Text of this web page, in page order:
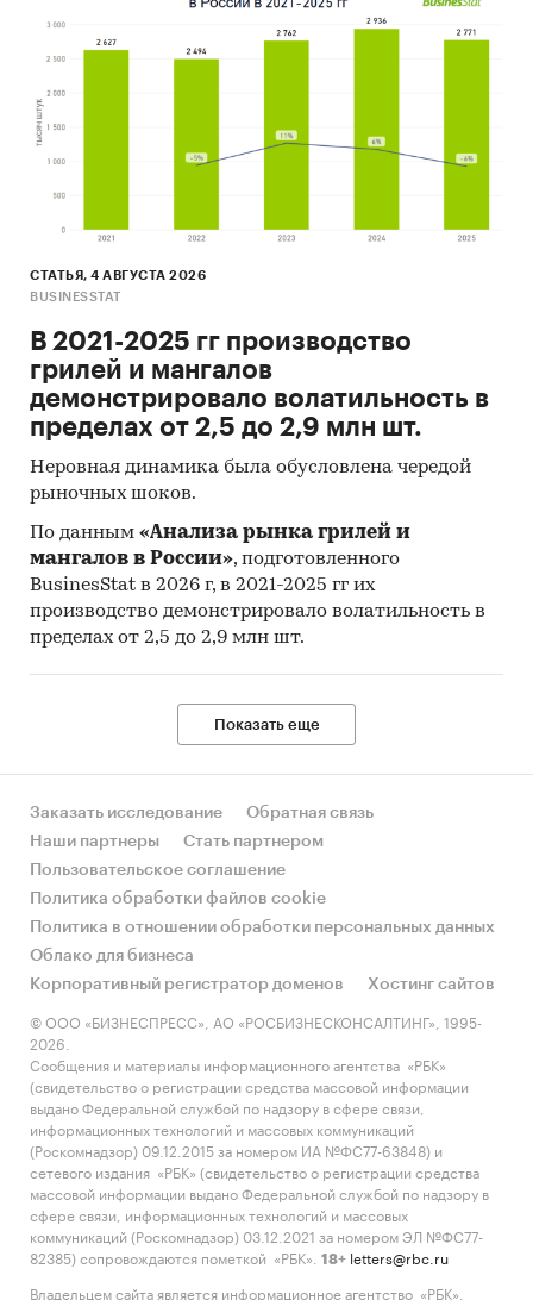
Содержащиеся в базе данных сведения
любые требующиеся запросы, которые не
включены в отчет.
Резюме:
Group завершило исследование российского
рынка замороженных фруктов и ягод.
России в 2018 г. составил 75 800,0 тн., что
эквивалентно $ 115 072,4 тыс.
Объем производства замороженных фруктов и
ягод в России в 2018 г. составил 21 843,5 тн.
Основным производителем замороженных
фруктов и ягод в России является ЗАО
ХЛАДОКОМБИНАТ ЗАПАДНЫЙ.
Объем импорта замороженных фруктов и ягод
в Россию в 2018 г. увеличился относительно
2017 г. и составил $ 77 501,8 тыс. Наибольшую
Ключевыми производителями замороженных
EXPORT CO. LTD, INTERNATIONAL DELTA CENTER
FOR EXPORT и ELRAWDA FOR EXPORT.
Объем экспорта замороженных фруктов и ягод
в 2018 г. увеличился относительно 2017 г. и
составил $ 19 163,9 тыс. Наибольшую долю в
объеме экспорта заняла замороженная
Основными производителями замороженных
фруктов и ягод, экспортированных из России в
2018 г., стали КОМПАНИЯ ЯГОДЫ КАРЕЛИИ и
АО ВОЛОГОДСКАЯ ЯГОДА.
Категории: Потребительские товары / ... /
Заморозка / Овощи, фрукты, грибы
Промышленность
... / Заморозка
Овощи,
фрукты, грибы
СТАТЬЯ, 4 АВГУСТА 2026
BUSINESSTAT
В 2021-2025 гг производство
грилей и мангалов
демонстрировало волатильность в
пределах от 2,5 до 2,9 млн шт.
Неровная динамика была обусловлена чередой
рыночных шоков.
По данным «Анализа рынка грилей и
мангалов в России», подготовленного
BusinesStat в 2026 г, в 2021-2025 гг их
производство демонстрировало волатильность в
пределах от 2,5 до 2,9 млн шт.
Показать еще
Заказать исследование
Обратная связь
Наши партнеры
Стать партнером
Пользовательское соглашение
Политика обработки файлов cookie
Политика в отношении обработки персональных данных
Облако для бизнеса
Корпоративный регистратор доменов
Хостинг сайтов
© ООО «БИЗНЕСПРЕСС», АО «РОСБИЗНЕСКОНСАЛТИНГ», 1995-
2026.
Сообщения и материалы информационного агентства «РБК»
(свидетельство о регистрации средства массовой информации
выдано Федеральной службой по надзору в сфере связи,
информационных технологий и массовых коммуникаций
(Роскомнадзор) 09.12.2015 за номером ИА №ФС77-63848) и
сетевого издания «РБК» (свидетельство о регистрации средства
массовой информации выдано Федеральной службой по надзору в
сфере связи, информационных технологий и массовых
коммуникаций (Роскомнадзор) 03.12.2021 за номером ЭЛ №ФС77-
82385) сопровождаются пометкой «РБК».
18+ letters@rbc.ru
Владельцем сайта является информационное агентство «РБК».